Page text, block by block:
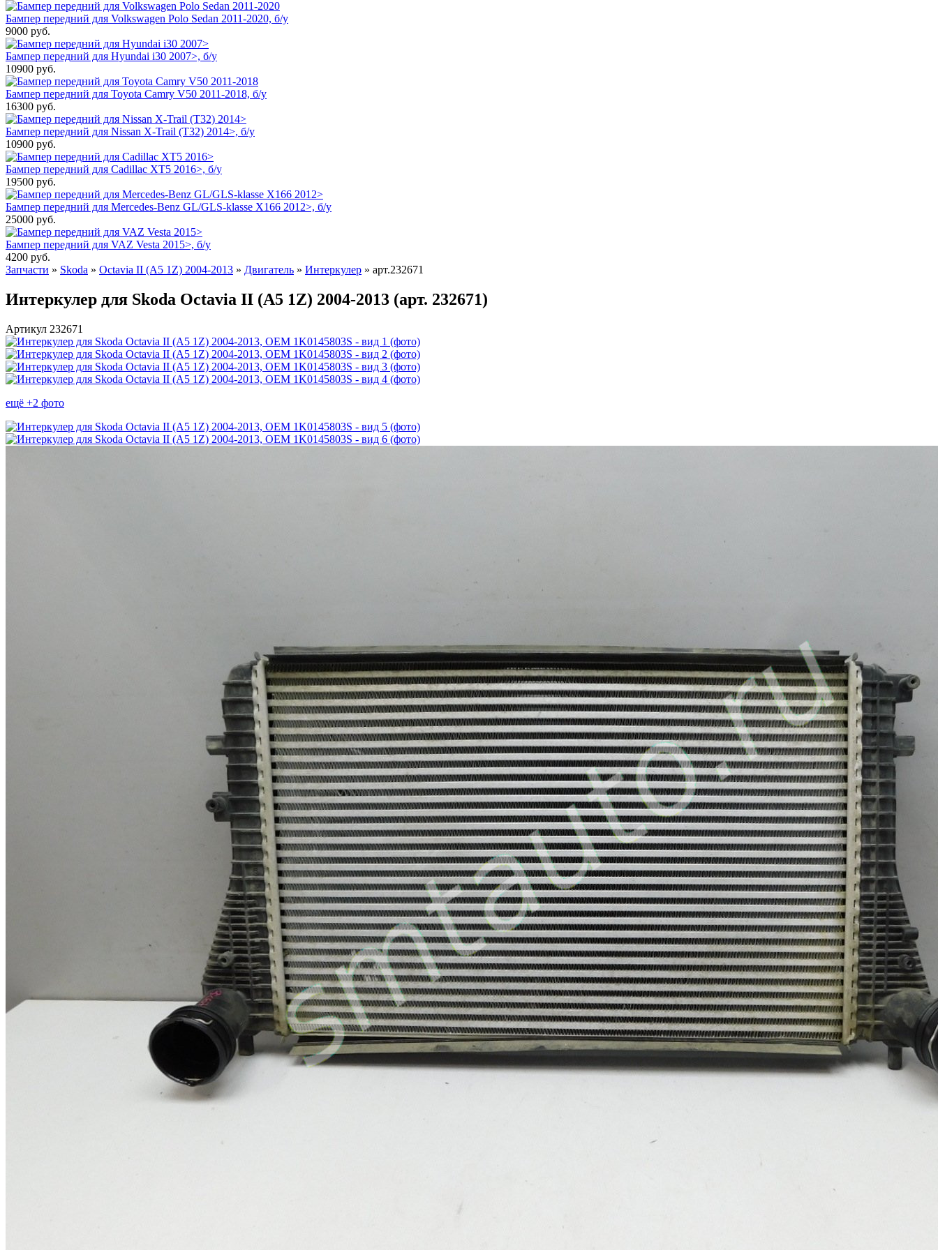
Бампер передний для Volkswagen Polo Sedan 2011-2020, б/у
9000 руб.
Бампер передний для Hyundai i30 2007>, б/у
10900 руб.
Бампер передний для Toyota Camry V50 2011-2018, б/у
16300 руб.
Бампер передний для Nissan X-Trail (T32) 2014>, б/у
10900 руб.
Бампер передний для Cadillac XT5 2016>, б/у
19500 руб.
Бампер передний для Mercedes-Benz GL/GLS-klasse X166 2012>, б/у
25000 руб.
Бампер передний для VAZ Vesta 2015>, б/у
4200 руб.
Запчасти » Skoda » Octavia II (A5 1Z) 2004-2013 » Двигатель » Интеркулер » арт.232671
Интеркулер для Skoda Octavia II (A5 1Z) 2004-2013 (арт. 232671)
Артикул 232671
ещё +2 фото